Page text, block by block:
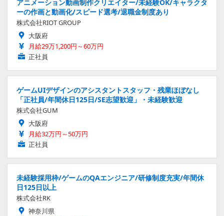
アニメーション動画制作クリエイター/未経験OK/キャラクタ
ーの作画と動画化/スピード選考/退職金制度あり
株式会社RIOT GROUP
大阪府
月給29万1,200円～60万円
正社員
ゲームUIデザインのアシスタントスタッフ・残業ほぼなし
「正社員/年間休日125日/SE志望歓迎」・未経験歓迎
株式会社GUM
大阪府
月給32万円～50万円
正社員
未経験採用枠/ゲームのQAエンジニア/研修制度充実/年間休
日125日以上
株式会社RK
神奈川県